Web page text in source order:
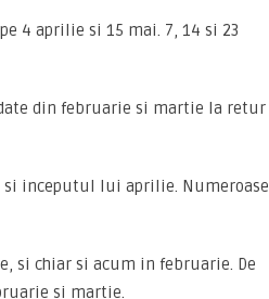
4 aprilie si 15 mai. 7, 14 si 23
din februarie si martie la retur
si inceputul lui aprilie. Numeroase
si chiar si acum in februarie. De
si martie.